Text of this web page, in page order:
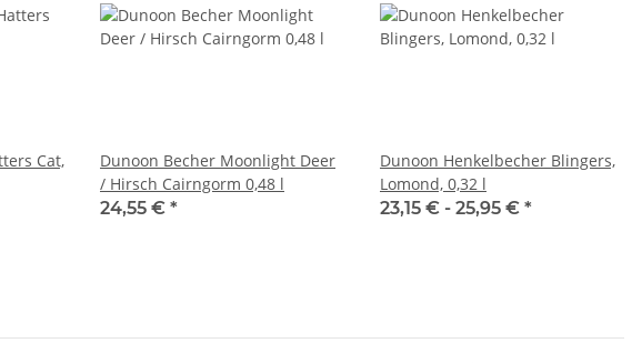
Cat,
Dunoon Becher Moonlight Deer
/ Hirsch Cairngorm 0,48 l
24,55 € *
Dunoon Henkelbecher Blingers,
Lomond, 0,32 l
23,15 € - 25,95 € *